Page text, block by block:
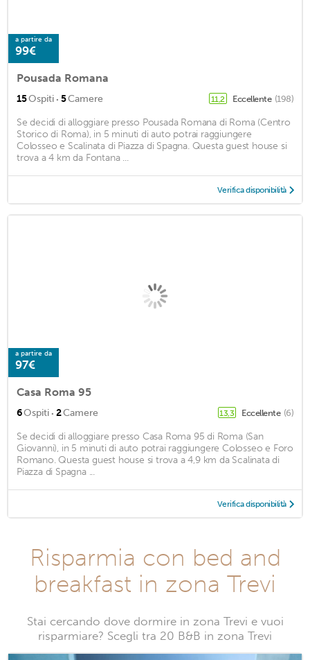
a partire da
99€
Pousada Romana
15Ospiti · 5Camere 11,2 Eccellente (198)
Se decidi di alloggiare presso Pousada Romana di Roma (Centro
Storico di Roma), in 5 minuti di auto potrai raggiungere
Colosseo e Scalinata di Piazza di Spagna. Questa guest house si
trova a 4 km da Fontana ...
Verifica disponibilità
a partire da
97€
Casa Roma 95
6Ospiti · 2Camere 13,3 Eccellente (6)
Se decidi di alloggiare presso Casa Roma 95 di Roma (San
Giovanni), in 5 minuti di auto potrai raggiungere Colosseo e Foro
Romano. Questa guest house si trova a 4,9 km da Scalinata di
Piazza di Spagna ...
Verifica disponibilità
Risparmia con bed and
breakfast in zona Trevi
Stai cercando dove dormire in zona Trevi e vuoi
risparmiare? Scegli tra 20 B&B in zona Trevi